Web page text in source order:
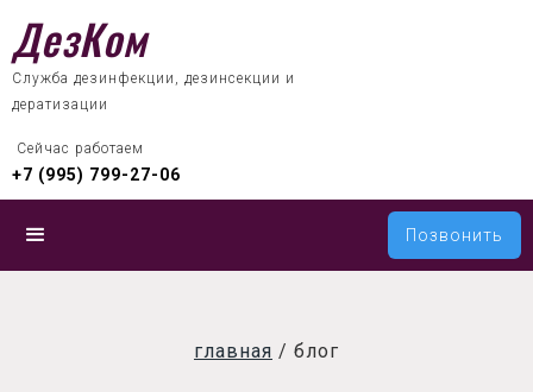
ДезКом
Служба дезинфекции, дезинсекции и
дератизации
Сейчас работаем
+7 (995) 799-27-06
Позвонить
главная / блог